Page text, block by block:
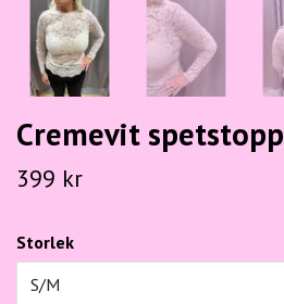
Cremevit spetstopp
399 kr
Storlek
S/M